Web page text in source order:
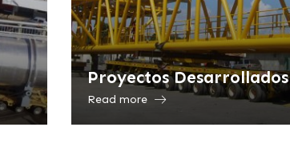
Proyectos Desarrollados
Read more